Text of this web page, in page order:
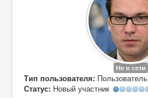
Не в сети
Тип пользователя: Пользователь
Статус: Новый участник